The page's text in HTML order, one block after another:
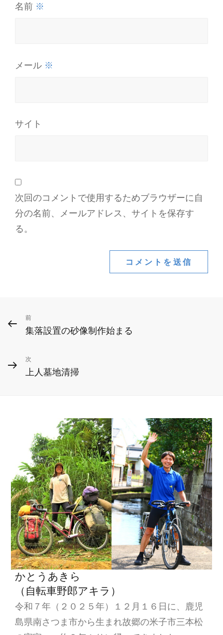
名前 ※
メール ※
サイト
次回のコメントで使用するためブラウザーに自
分の名前、メールアドレス、サイトを保存す
る。
投
稿
ナ
ビ
ン
前
の
稿
前
集落設置の砂像制作始まる
次
の
次
上人墓地清掃
かとうあきら
（自転車野郎アキラ）
令和７年（２０２５年）１２月１６日に、鹿児
島県南さつま市から生まれ故郷の米子市三本松